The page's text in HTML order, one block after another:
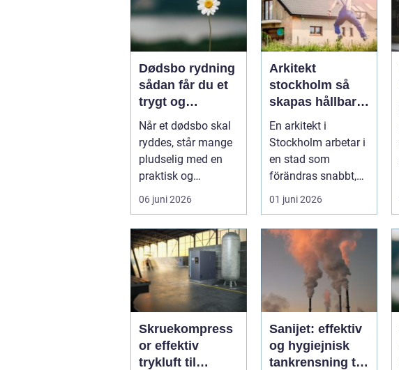
Dødsbo rydning
sådan får du et
trygt og
respektfuldt
forløb
Når et dødsbo skal
ryddes, står mange
pludselig med en
praktisk og
følelsesmæssig
opgave på én
gang....
06 juni 2026
Arkitekt
stockholm så
skapas hållbar
och tidlös
arkitektur i
huvudstaden
En arkitekt i
Stockholm arbetar i
en stad som
förändras snabbt,
men också präglas
av starka historis...
01 juni 2026
Skruekompress
or effektiv
trykluft til
Sanijet: effektiv
og hygiejnisk
tankrensning til